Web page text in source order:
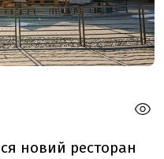
новий ресторан